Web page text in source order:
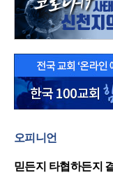
오피니언
믿든지 타협하든지